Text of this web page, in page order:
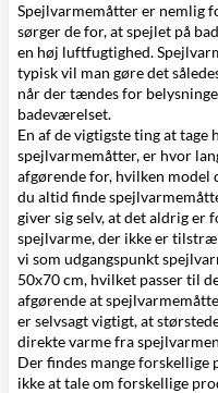
Spejlvarmemåtter er nemlig
sørger de for, at spejlet på
en høj luftfugtighed.
typisk vil man gøre det
når der tændes for
badeværelset.
En af de vigtigste ting at tage
spejlvarmemåtter, er hvor
afgørende for, hvilken model
du altid finde
giver sig selv, at det aldrig er
spejlvarme, der ikke er
vi som udgangspunkt
50x70 cm, hvilket passer til
afgørende at
er selvsagt vigtigt, at
direkte varme fra
Der findes mange
ikke at tale om forskellige